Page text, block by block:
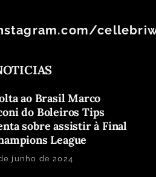
ao Brasil Marco
do Boleiros Tips
sobre assistir à Final
League
junho de 2024